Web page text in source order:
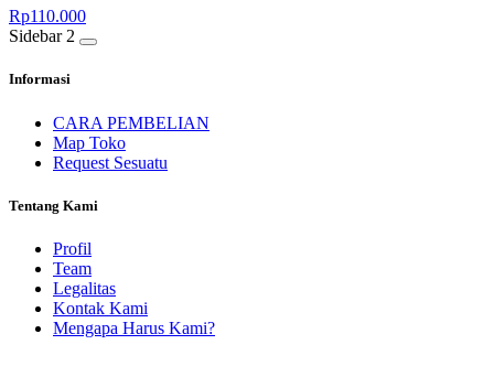
Rp110.000
Sidebar 2
Informasi
CARA PEMBELIAN
Map Toko
Request Sesuatu
Tentang Kami
Profil
Team
Legalitas
Kontak Kami
Mengapa Harus Kami?